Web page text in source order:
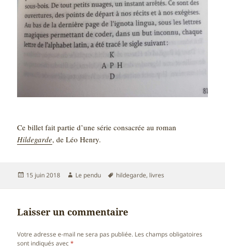
Ce billet fait partie d’une série consacrée au roman
Hildegarde, de Léo Henry.
Publié
15 juin 2018 Auteur
Le pendu
Mots-
hildegarde, livres
Laisser un commentaire
Votre adresse e-mail ne sera pas publiée. Les champs obligatoires
sont indiqués avec*